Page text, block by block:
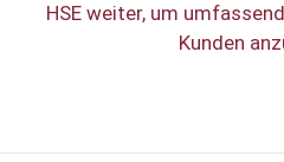
HSE weiter, um
Kunden